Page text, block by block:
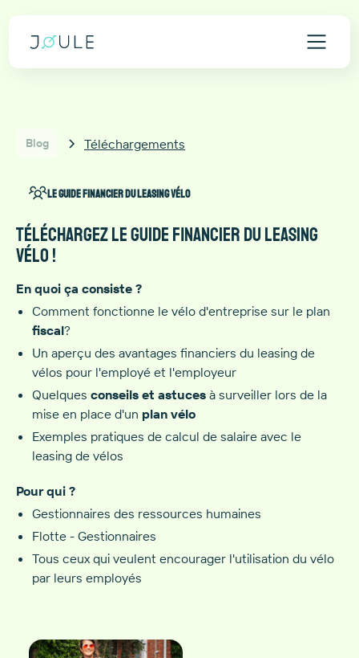
Blog Téléchargements
Le guide financier du leasing vélo
Téléchargez le guide financier du leasing
vélo !
En quoi ça consiste ?
Comment fonctionne le vélo d'entreprise sur le plan
fiscal?
Un aperçu des avantages financiers du leasing de
vélos pour l'employé et l'employeur
Quelques conseils et astuces à surveiller lors de la
mise en place d'un plan vélo‍
Exemples pratiques de calcul de salaire avec le
leasing de vélos
Pour qui ?
Gestionnaires des ressources humaines
Flotte - Gestionnaires
Tous ceux qui veulent encourager l'utilisation du vélo
par leurs employés